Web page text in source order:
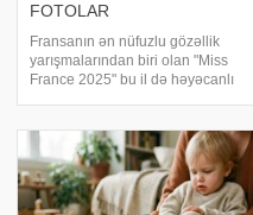
FOTOLAR
Fransanın ən nüfuzlu gözəllik
yarışmalarından biri olan "Miss
France 2025" bu il də həyəcanlı
"Miss France 2025" yarışmasında
ilk üç pilləni